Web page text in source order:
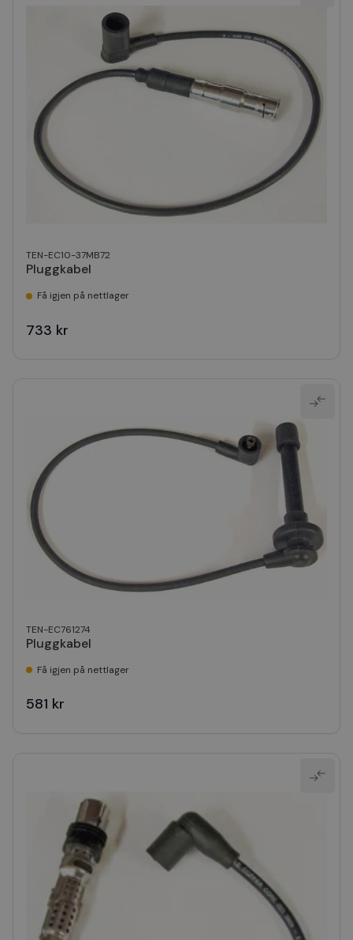
TEN-EC10-37MB72
Pluggkabel
Få igjen på nettlager
733 kr
TEN-EC761274
Pluggkabel
Få igjen på nettlager
581 kr